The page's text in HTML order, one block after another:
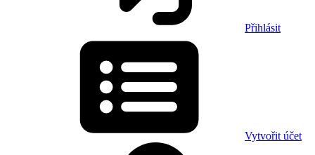
Přihlásit
Vytvořit účet